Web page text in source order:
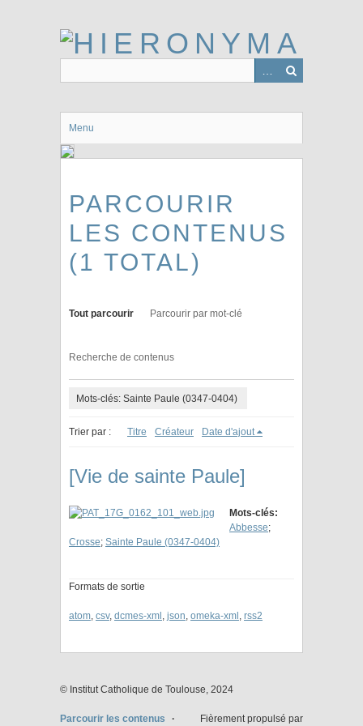
Menu
PARCOURIR
LES CONTENUS
(1 TOTAL)
Tout parcourir Parcourir par mot-clé
Recherche de contenus
Mots-clés: Sainte Paule (0347-0404)
Trier par : Titre Créateur Date d'ajout
[Vie de sainte Paule]
Mots-clés:
Abbesse;
Crosse; Sainte Paule (0347-0404)
Formats de sortie
atom, csv, dcmes-xml , json, omeka-xml , rss2
© Institut Catholique de Toulouse, 2024
Parcourir les contenus Fièrement propulsé par